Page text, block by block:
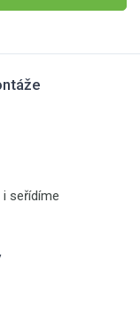
seřídíme